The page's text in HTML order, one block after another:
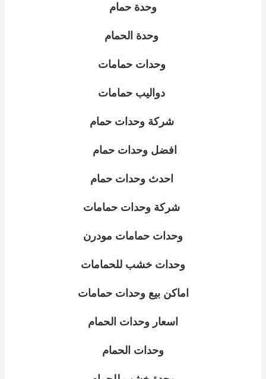
وحدة حمام
وحدة الحمام
وحدات حمامات
دواليب حمامات
شركة وحدات حمام
افضل وحدات حمام
احدث وحدات حمام
شركة وحدات حمامات
وحدات حمامات مودرن
وحدات خشب للحمامات
اماكن بيع وحدات حمامات
اسعار وحدات الحمام
وحدات الحمام